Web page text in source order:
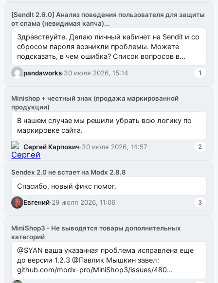
[SendIt 2.6.0] Анализ поведения пользователя для защиты
от спама (невидимая капча)...
Здравствуйте. Делаю личный кабинет на Sendit и со
сбросом пароля возникли проблемы. Можете
подсказать, в чем ошибка? Список вопросов в
одноименном разделе на modx.pro пока пуст, и,...
pandaworks·30 июля 2026, 15:14 1
Minishop + честный знак (продажа маркированной
продукции)
В нашем случае мы решили убрать всю логику по
маркировке сайта.
Сергей Карпович·30 июля 2026, 14:57 2
Sendex 2.0 не встает на Modx 2.8.8
Спасибо, новый фикс помог.
Евгений·29 июля 2026, 11:06 3
MiniShop3 - Не выводятся товары дополнительных
категорий
@SYAN ваша указанная проблема исправлена еще
до версии 1.2.3 @Павлик Мышкин завел:
github.com/modx-pro/MiniShop3/issues/480
github.com/modx-pro/MiniShop3/issues/481Исправим